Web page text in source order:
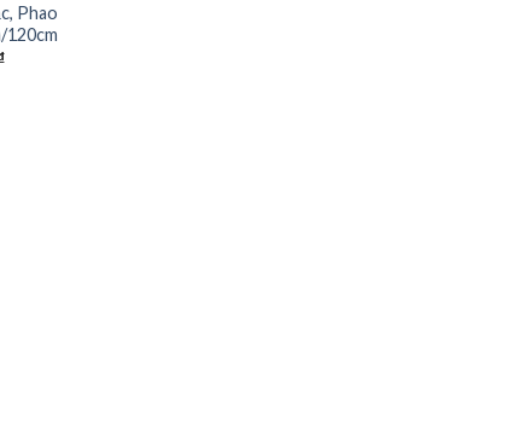
Phao
120cm
Khoảng